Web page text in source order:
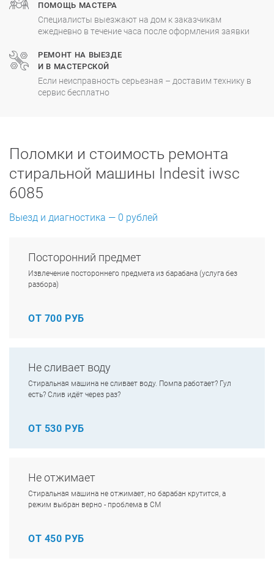
ПОМОЩЬ МАСТЕРА
Специалисты выезжают на дом к заказчикам
ежедневно в течение часа после оформления заявки
РЕМОНТ НА ВЫЕЗДЕ
И В МАСТЕРСКОЙ
Если неисправность серьезная – доставим технику в
сервис бесплатно
Поломки и стоимость ремонта
стиральной машины Indesit iwsc
6085
Выезд и диагностика — 0 рублей
Посторонний предмет
Извлечение постороннего предмета из барабана (услуга без
разбора)
ОТ 700 РУБ
Не сливает воду
Стиральная машина не сливает воду. Помпа работает? Гул
есть? Слив идёт через раз?
ОТ 530 РУБ
Не отжимает
Стиральная машина не отжимает, но барабан крутится, а
режим выбран верно - проблема в СМ
ОТ 450 РУБ